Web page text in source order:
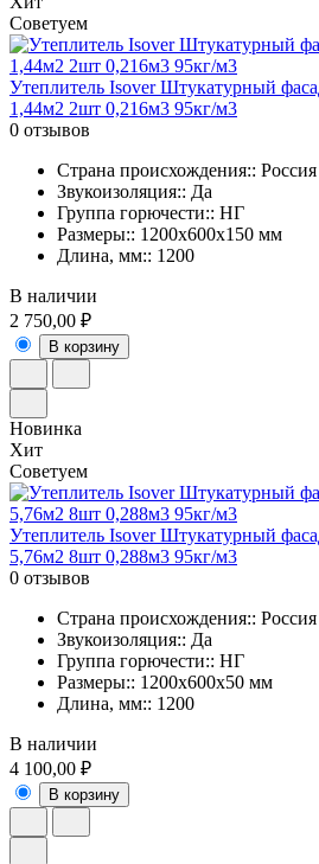
Советуем
Утеплитель Isover Штукатурный
1,44м2 2шт 0,216м3 95кг/м3
0 отзывов
Страна происхождения:: Россия
Звукоизоляция:: Да
Группа горючести:: НГ
Размеры:: 1200x600x150 мм
Длина, мм:: 1200
В наличии
2 750,00 ₽
В корзину
Новинка
Хит
Советуем
Утеплитель Isover Штукатурный
5,76м2 8шт 0,288м3 95кг/м3
0 отзывов
Страна происхождения:: Россия
Звукоизоляция:: Да
Группа горючести:: НГ
Размеры:: 1200x600x50 мм
Длина, мм:: 1200
В наличии
4 100,00 ₽
В корзину